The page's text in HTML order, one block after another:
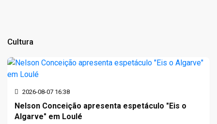
Cultura
2026-08-07 16:38
Nelson Conceição apresenta espetáculo "Eis o
Algarve" em Loulé